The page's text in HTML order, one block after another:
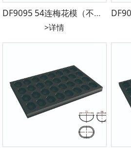
DF9095 54连梅花模（不沾）镀铝 600*400*35mm 圆径44*30mm
>详情